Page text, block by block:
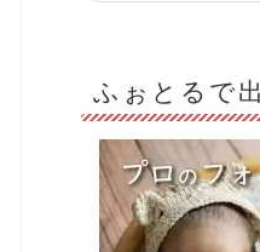
ふぉとるで